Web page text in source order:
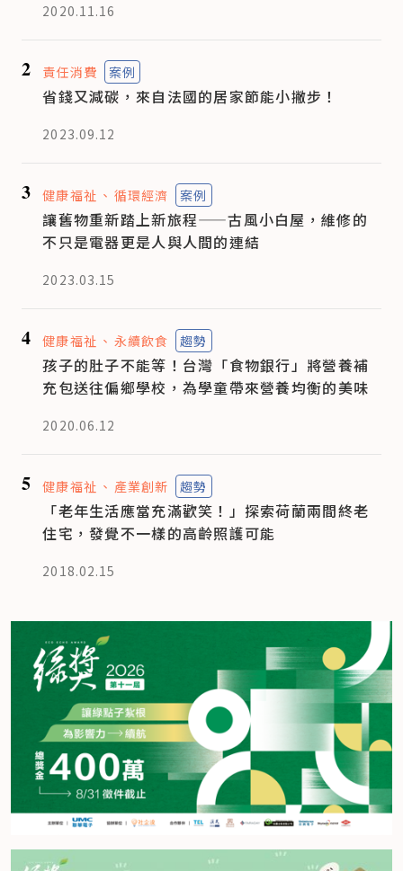
2020.11.16
2 責任消費 案例
省錢又減碳，來自法國的居家節能小撇步！
2023.09.12
3 健康福祉 循環經濟 案例
讓舊物重新踏上新旅程——古風小白屋，維修的
不只是電器更是人與人間的連結
2023.03.15
4 健康福祉 永續飲食 趨勢
孩子的肚子不能等！台灣「食物銀行」將營養補
充包送往偏鄉學校，為學童帶來營養均衡的美味
2020.06.12
5 健康福祉 產業創新 趨勢
「老年生活應當充滿歡笑！」探索荷蘭兩間終老
住宅，發覺不一樣的高齡照護可能
2018.02.15